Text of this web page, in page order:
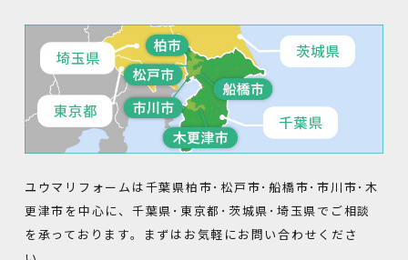
ユウマリフォームは千葉県柏市･松戸市･船橋市･市川市･木
更津市を中心に、千葉県･東京都･茨城県･埼玉県でご相談
を承っております。まずはお気軽にお問い合わせくださ